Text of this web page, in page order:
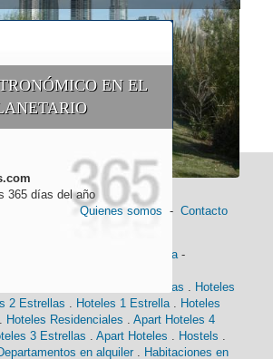
EN EL
365 días del año
Quienes somos - Contacto
Historia -
Hoteles 4 Estrellas
Hoteles
2 Estrellas Hoteles 1 Estrella
Hoteles
Hoteles Residenciales
Apart Hoteles 4
3 Estrellas Apart Hoteles Hostels
en alquiler
Habitaciones en